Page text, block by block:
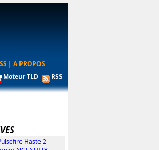
| A PROPOS
Moteur TLD RSS
Haste 2